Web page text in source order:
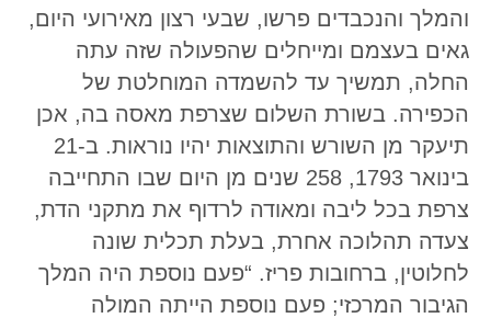
והמלך והנכבדים פרשו, שבעי רצון מאירועי היום,
גאים בעצמם ומייחלים שהפעולה שזה עתה
החלה, תמשיך עד להשמדה המוחלטת של
הכפירה. בשורת השלום שצרפת מאסה בה, אכן
תיעקר מן השורש והתוצאות יהיו נוראות. ב-21
בינואר 1793, 258 שנים מן היום שבו התחייבה
צרפת בכל ליבה ומאודה לרדוף את מתקני הדת,
צעדה תהלוכה אחרת, בעלת תכלית שונה
לחלוטין, ברחובות פריז. “פעם נוספת היה המלך
הגיבור המרכזי; פעם נוספת הייתה המולה